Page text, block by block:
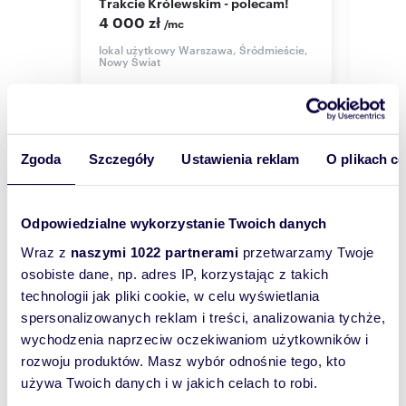
Zgoda Szczegóły Ustawienia reklam O plikach
Odpowiedzialne wykorzystanie Twoich danych
Wraz z naszymi 1022 partnerami przetwarzamy Twoje
osobiste dane, np. adres IP, korzystając z takich
technologii jak pliki cookie, w celu wyświetlania
spersonalizowanych reklam i treści, analizowania tychże,
wychodzenia naprzeciw oczekiwaniom użytkowników i
rozwoju produktów. Masz wybór odnośnie tego, kto
używa Twoich danych i w jakich celach to robi.
4 000 zł /mc
lokal użytkowy Warszawa, Śródmieście,
Nowy Świat
Wyślij
wiadomość
To najlepszy
sposób, aby
właściciel
oferty
szybko się z
Tobą